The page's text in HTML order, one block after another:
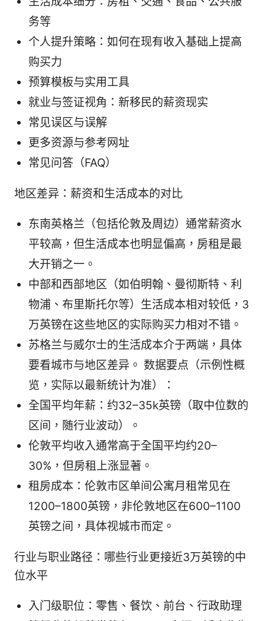
务等
个人提升策略：如何在现有收入基础上提高
购买力
预算模板与实用工具
就业与签证视角：新移民的薪资现实
常见误区与误解
更多资源与参考网址
常见问答（FAQ）
地区差异：薪资和生活成本的对比
东南英格兰（包括伦敦及周边）通常薪资水
平较高，但生活成本也明显偏高，房租是最
大开销之一。
中部和西部地区（如伯明翰、曼彻斯特、利
物浦、布里斯托尔等）生活成本相对较低，3
万英镑在这些地区的实际购买力相对不错。
苏格兰与威尔士的生活成本介于两端，具体
要看城市与地区差异。 数据要点（示例性概
览，实际以最新统计为准）：
全国平均年薪：约32–35k英镑（取中位数的
区间，随行业波动）。
伦敦平均收入通常高于全国平均约20–
30%，但房租上涨显著。
租房成本：伦敦市区单间公寓月租常见在
1200–1800英镑，非伦敦地区在600–1100
英镑之间，具体视城市而定。
行业与职业路径：哪些行业更接近3万英镑的中
位水平
入门级职位：零售、餐饮、前台、行政助理